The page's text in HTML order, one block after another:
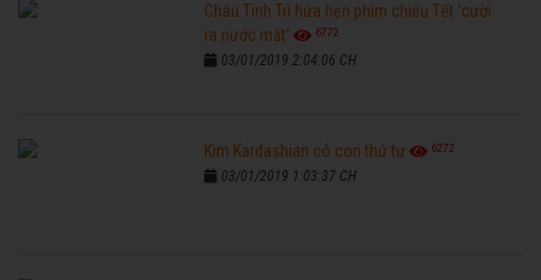
Châu Tinh Trì hứa hẹn phim chiếu Tết 'cười
ra nước mắt'
6772
03/01/2019 2:04:06 CH
Kim Kardashian có con thứ tư 6272
03/01/2019 1:03:37 CH